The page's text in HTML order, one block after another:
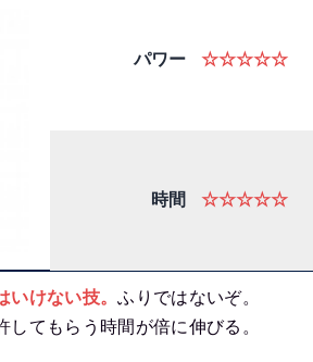
パワー ☆☆☆☆☆
時間 ☆☆☆☆☆
いけない技。ふりではないぞ。
てもらう時間が倍に伸びる。